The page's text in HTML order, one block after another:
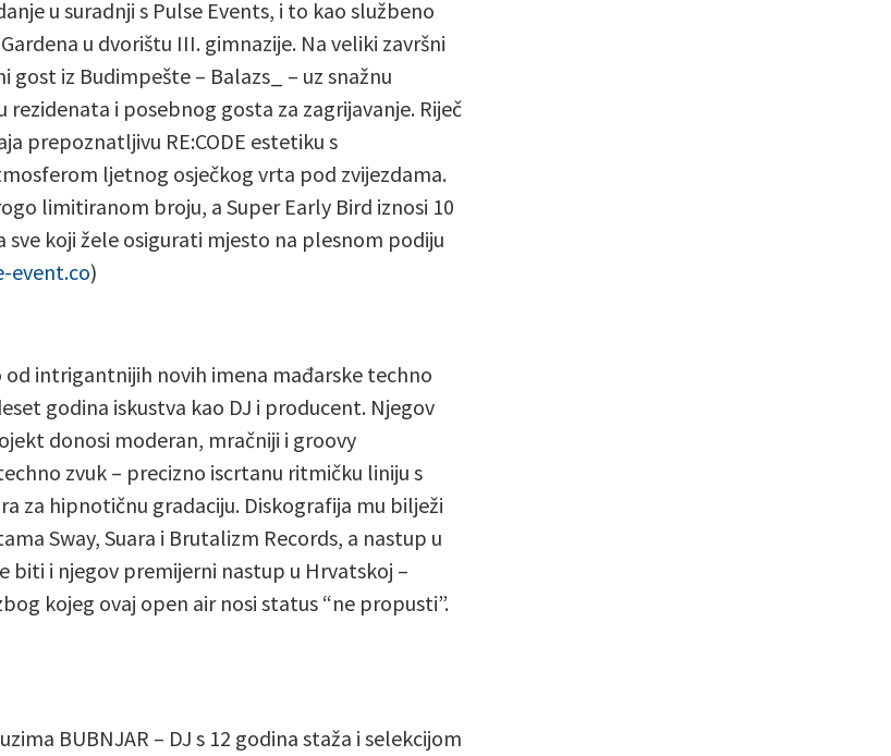
u suradnji s Pulse Events, i to kao službeno
u dvorištu III. gimnazije. Na veliki završni
gost iz Budimpešte – Balazs_ – uz snažnu
rezidenata i posebnog gosta za zagrijavanje. Riječ
prepoznatljivu RE:CODE estetiku s
ljetnog osječkog vrta pod zvijezdama.
limitiranom broju, a Super Early Bird iznosi 10
sve koji žele osigurati mjesto na plesnom podiju
event.co)
od intrigantnijih novih imena mađarske techno
godina iskustva kao DJ i producent. Njegov
donosi moderan, mračniji i groovy
zvuk – precizno iscrtanu ritmičku liniju s
za hipnotičnu gradaciju. Diskografija mu bilježi
Sway, Suara i Brutalizm Records, a nastup u
biti i njegov premijerni nastup u Hrvatskoj –
kojeg ovaj open air nosi status “ne propusti”.
BUBNJAR – DJ s 12 godina staža i selekcijom